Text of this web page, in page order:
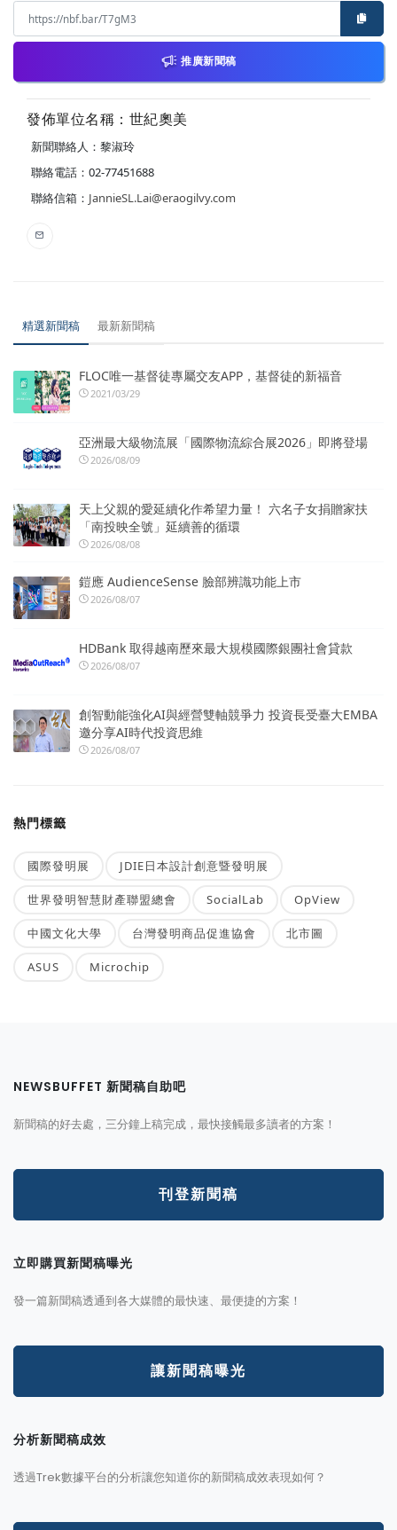
推廣新聞稿
發佈單位名稱：世紀奧美
新聞聯絡人：黎淑玲
聯絡電話：02-77451688
聯絡信箱： JannieSL.Lai@eraogilvy.com
精選新聞稿 最新新聞稿
FLOC唯一基督徒專屬交友APP，基督徒的新福音
2021/03/29
亞洲最大級物流展「國際物流綜合展2026」即將登場
2026/08/09
天上父親的愛延續化作希望力量！ 六名子女捐贈家扶
「南投映全號」延續善的循環
2026/08/08
鎧應 AudienceSense 臉部辨識功能上市
2026/08/07
HDBank 取得越南歷來最大規模國際銀團社會貸款
2026/08/07
創智動能強化AI與經營雙軸競爭力 投資長受臺大EMBA
邀分享AI時代投資思維
2026/08/07
熱門標籤
國際發明展 JDIE日本設計創意暨發明展
世界發明智慧財產聯盟總會 SocialLab OpView
中國文化大學 台灣發明商品促進協會 北市圖
ASUS Microchip
NEWSBUFFET 新聞稿自助吧
新聞稿的好去處，三分鐘上稿完成，最快接觸最多讀者的方案！
刊登新聞稿
立即購買新聞稿曝光
發一篇新聞稿透通到各大媒體的最快速、最便捷的方案！
讓新聞稿曝光
分析新聞稿成效
透過Trek數據平台的分析讓您知道你的新聞稿成效表現如何？